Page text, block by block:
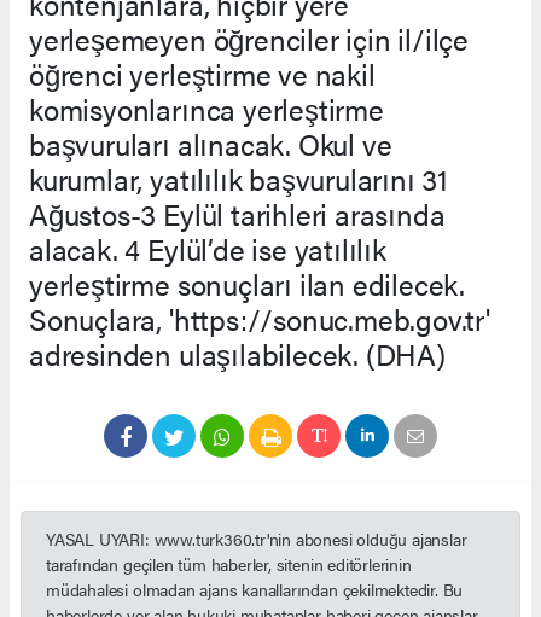
yerleşemeyen öğrenciler için il/ilçe
öğrenci yerleştirme ve nakil
komisyonlarınca yerleştirme
başvuruları alınacak. Okul ve
kurumlar, yatılılık başvurularını 31
Ağustos-3 Eylül tarihleri arasında
alacak. 4 Eylül’de ise yatılılık
yerleştirme sonuçları ilan edilecek.
Sonuçlara, 'https://sonuc.meb.gov.tr'
adresinden ulaşılabilecek. (DHA)
YASAL UYARI: www.turk360.tr'nin abonesi olduğu ajanslar
tarafından geçilen tüm haberler, sitenin editörlerinin
müdahalesi olmadan ajans kanallarından çekilmektedir. Bu